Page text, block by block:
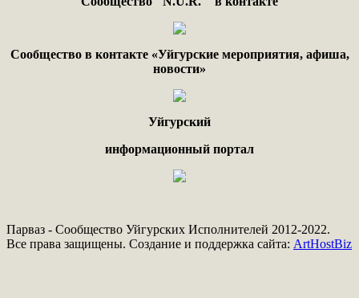
Сообщество в контакте «Уйгурские мероприятия, афиша,
новости»
Уйгурский
информационный портал
Парваз - Сообщество Уйгурских Исполнителей 2012-2022.
Все права защищены. Создание и поддержка сайта: ArtHostBiz